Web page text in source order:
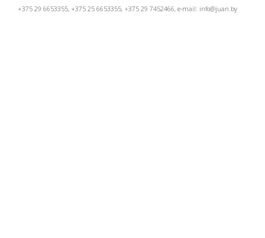
+375 29 6653355, +375 25 6653355, +375 29 7452466, e-mail: info@juan.by